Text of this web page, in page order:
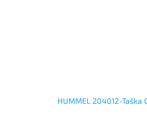
HUMMEL 204012-Taška